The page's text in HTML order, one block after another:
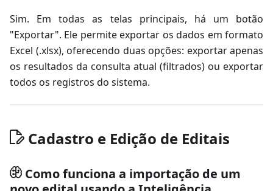
Sim. Em todas as telas principais, há um botão
"Exportar". Ele permite exportar os dados em formato
Excel (.xlsx), oferecendo duas opções: exportar apenas
os resultados da consulta atual (filtrados) ou exportar
todos os registros do sistema.
Cadastro e Edição de Editais
Como funciona a importação de um